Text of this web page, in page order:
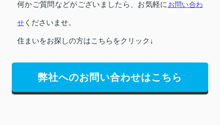
何かご質問などがございましたら、お気軽に お問い合わ
せ くださいませ。
住まいをお探しの方はこちらをクリック↓
弊社へのお問い合わせはこちら